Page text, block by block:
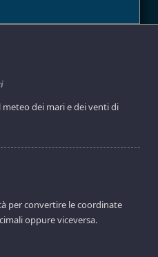
meteo dei mari e dei venti di
per convertire le coordinate
oppure viceversa.